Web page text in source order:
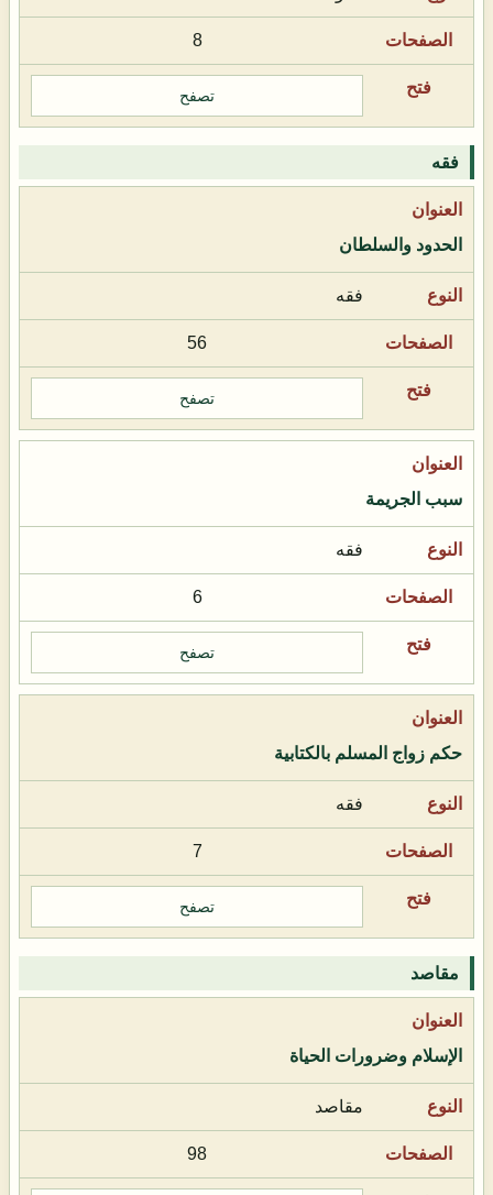
8
تصفح
فقه
الحدود والسلطان
فقه
56
تصفح
سبب الجريمة
فقه
6
تصفح
حكم زواج المسلم بالكتابية
فقه
7
تصفح
مقاصد
الإسلام وضرورات الحياة
مقاصد
98